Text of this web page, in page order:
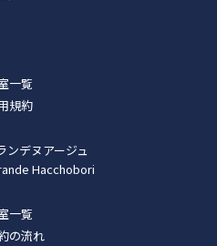
一覧
規約
ンデヌアージュ
Hacchobori
一覧
の流れ